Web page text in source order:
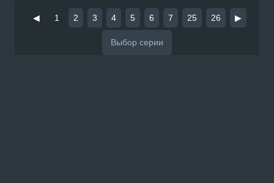
◀ 1 2 3 4 5 6 7 25 26 ▶